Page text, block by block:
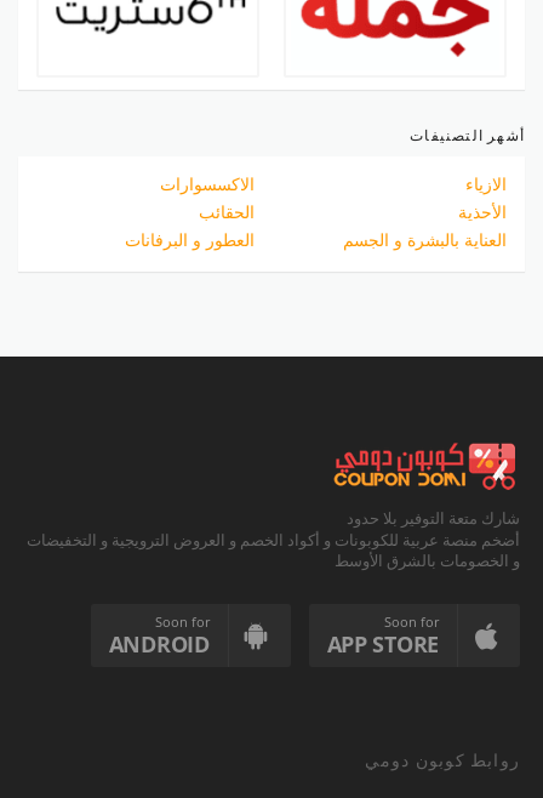
أشهر التصنيفات
الازياء
الاكسسوارات
الأحذية
الحقائب
العناية بالبشرة و الجسم
العطور و البرفانات
شارك متعة التوفير بلا حدود
أضخم منصة عربية للكوبونات و أكواد الخصم و العروض الترويجية و التخفيضات
و الخصومات بالشرق الأوسط
Soon for
APP STORE
Soon for
ANDROID
روابط كوبون دومي